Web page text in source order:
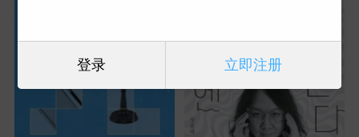
登录 立即注册